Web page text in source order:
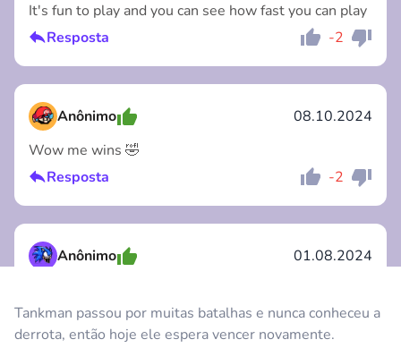
Tankman passou por muitas batalhas e nunca conheceu a
derrota, então hoje ele espera vencer novamente.
Cancelar Comentário
It's fun to play and you can see how fast you can play
Resposta
-2
Cancelar Comentário
Anônimo
08.10.2024
Wow me wins 🤣
Resposta
-2
Anônimo
01.08.2024
Resposta
0